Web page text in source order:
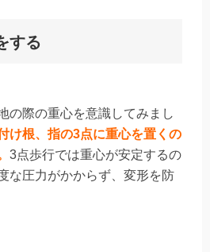
する
の際の重心を意識してみまし
け根、指の3点に重心を置くの
3点歩行では重心が安定するの
な圧力がかからず、変形を防